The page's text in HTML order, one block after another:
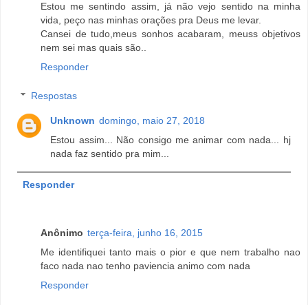
Estou me sentindo assim, já não vejo sentido na minha
vida, peço nas minhas orações pra Deus me levar.
Cansei de tudo,meus sonhos acabaram, meuss objetivos
nem sei mas quais são..
Responder
Respostas
Unknown domingo, maio 27, 2018
Estou assim... Não consigo me animar com nada... hj
nada faz sentido pra mim...
Responder
Anônimo terça-feira, junho 16, 2015
Me identifiquei tanto mais o pior e que nem trabalho nao
faco nada nao tenho paviencia animo com nada
Responder